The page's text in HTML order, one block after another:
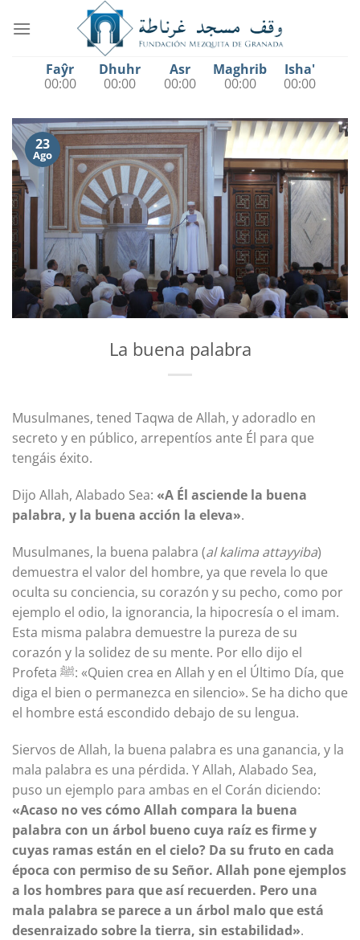
Faŷr
00:00
Dhuhr
00:00
Asr
00:00
Maghrib
00:00
Isha'
00:00
23
Ago
La buena palabra
Musulmanes, tened Taqwa de Allah, y adoradlo en
secreto y en público, arrepentíos ante Él para que
tengáis éxito.
Dijo Allah, Alabado Sea: «A Él asciende la buena
palabra, y la buena acción la eleva».
Musulmanes, la buena palabra (al kalima attayyiba)
demuestra el valor del hombre, ya que revela lo que
oculta su conciencia, su corazón y su pecho, como por
ejemplo el odio, la ignorancia, la hipocresía o el imam.
Esta misma palabra demuestre la pureza de su
corazón y la solidez de su mente. Por ello dijo el
Profeta ﷺ: «Quien crea en Allah y en el Último Día, que
diga el bien o permanezca en silencio». Se ha dicho que
el hombre está escondido debajo de su lengua.
Siervos de Allah, la buena palabra es una ganancia, y la
mala palabra es una pérdida. Y Allah, Alabado Sea,
puso un ejemplo para ambas en el Corán diciendo:
«Acaso no ves cómo Allah compara la buena
palabra con un árbol bueno cuya raíz es firme y
cuyas ramas están en el cielo? Da su fruto en cada
época con permiso de su Señor. Allah pone ejemplos
a los hombres para que así recuerden. Pero una
mala palabra se parece a un árbol malo que está
desenraizado sobre la tierra, sin estabilidad».